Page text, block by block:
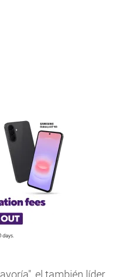
el también líder